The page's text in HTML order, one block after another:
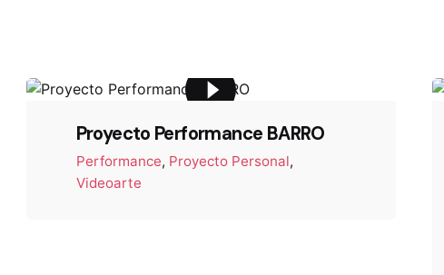
Proyecto Performance BARRO
Performance Proyecto Personal
Videoarte